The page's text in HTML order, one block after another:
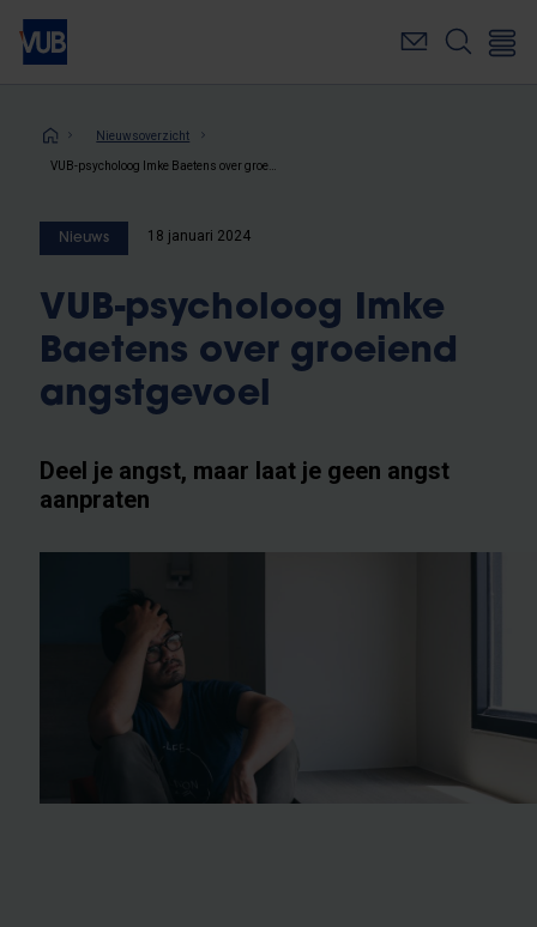
Overslaan
naar
inhoudKruimelpad
Nieuwsoverzicht
Nieuws 18 januari 2024
VUB-psycholoog Imke
Baetens over groeiend
angstgevoel
Deel je angst, maar laat je geen angst
aanpraten